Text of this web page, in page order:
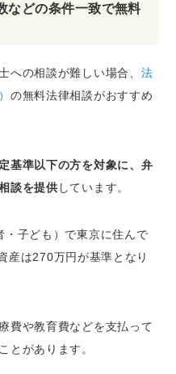
などの条件一致で無料
への相談が難しい場合、 法
の無料法律相談がおすすめ
基準以下の方を対象に、弁
談を提供 しています。
子ども）で東京に住んで
産は270万円が基準となり
費や教育費などを支払って
とがあります。